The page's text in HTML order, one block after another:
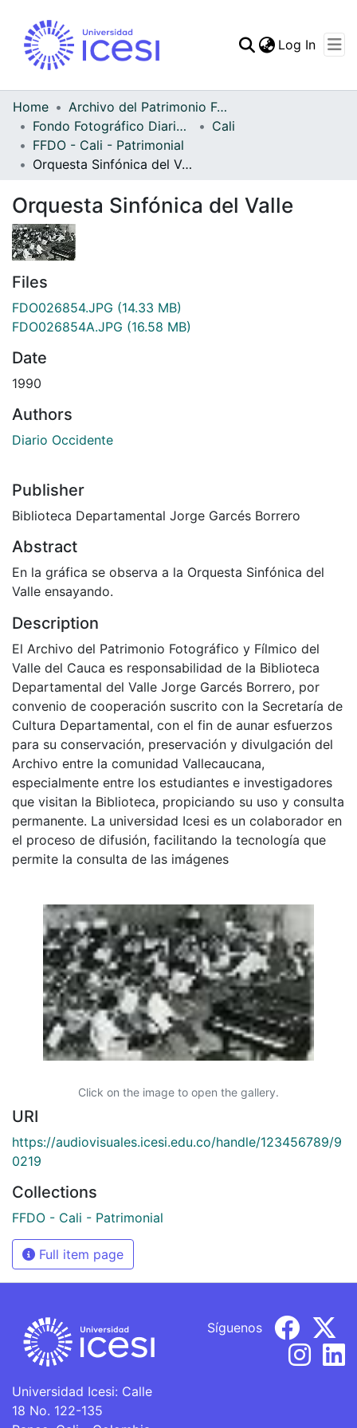
Statistics
Log In
Home
Archivo del Patrimonio Fotográfico y Fílmico del Valle del Cauca
Fondo Fotográfico Diario Occidente
Cali
FFDO - Cali - Patrimonial
Orquesta Sinfónica del Valle
Orquesta Sinfónica del Valle
Files
FDO026854.JPG (14.33 MB)
FDO026854A.JPG (16.58 MB)
Date
1990
Authors
Diario Occidente
Publisher
Biblioteca Departamental Jorge Garcés Borrero
Abstract
En la gráfica se observa a la Orquesta Sinfónica del
Valle ensayando.
Description
El Archivo del Patrimonio Fotográfico y Fílmico del
Valle del Cauca es responsabilidad de la Biblioteca
Departamental del Valle Jorge Garcés Borrero, por
convenio de cooperación suscrito con la Secretaría de
Cultura Departamental, con el fin de aunar esfuerzos
para su conservación, preservación y divulgación del
Archivo entre la comunidad Vallecaucana,
especialmente entre los estudiantes e investigadores
que visitan la Biblioteca, propiciando su uso y consulta
permanente. La universidad Icesi es un colaborador en
el proceso de difusión, facilitando la tecnología que
permite la consulta de las imágenes
Click on the image to open the gallery.
URI
https://audiovisuales.icesi.edu.co/handle/123456789/9
0219
Collections
FFDO - Cali - Patrimonial
Full item page
Universidad Icesi: Calle
18 No. 122-135
Síguenos